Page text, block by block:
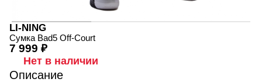
LI-NING
Сумка Bad5 Off-Court
7 999 ₽
Нет в наличии
Описание